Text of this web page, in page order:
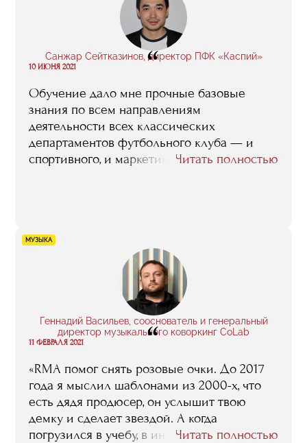
Санжар Сейтказинов, директор ПФК «Каспий»
“
10 ИЮНЯ 2021
Обучение дало мне прочные базовые
знания по всем направлениям
деятельности всех классических
департаментов футбольного клуба — и
спортивного, и маркетингового, и
полученное в RMA профильное
образование, оказался если не решающим,
то по крайней мере очень весомым
аргументом для людей, которые
принимали решение о моем назначении в
„Каспий“.
Читать полностью
МУЗЫКА
Геннадий Васильев, сооснователь и генеральный
директор музыкального коворкинг CoLab
“
11 ФЕВРАЛЯ 2021
«RMA помог снять розовые очки. До 2017
года я мыслил шаблонами из 2000-х, что
есть дядя продюсер, он услышит твою
демку и сделает звездой. А когда
погрузился в учебу, в индустрию, понял, что
Читать полностью